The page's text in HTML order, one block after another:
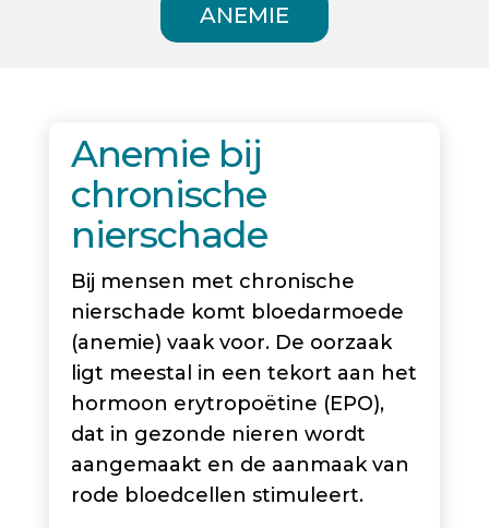
ANEMIE
Anemie bij
chronische
nierschade
Bij mensen met chronische
nierschade komt bloedarmoede
(anemie) vaak voor. De oorzaak
ligt meestal in een tekort aan het
hormoon erytropoëtine (EPO),
dat in gezonde nieren wordt
aangemaakt en de aanmaak van
rode bloedcellen stimuleert.